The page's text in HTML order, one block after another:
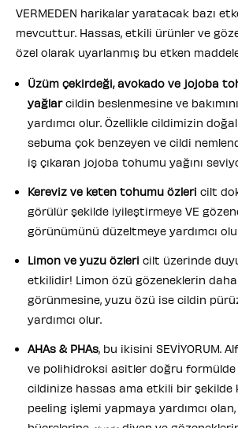
VERMEDEN harikalar yaratacak bazı
mevcuttur. Hassas, etkili ürünler ve
özel olarak uyarlanmış bu etken
Üzüm çekirdeği, avokado ve jojoba
yağlarcildin beslenmesine ve
yardımcı olur. Özellikle cildimizin
sebuma çok benzeyen ve cildi
iş çıkaran jojoba tohumu yağını
Kereviz ve keten tohumu özleri cilt
görülür şekilde iyileştirmeye VE
görünümünü düzeltmeye yardımcı
Limon ve yuzu özleri cilt üzerinde
etkilidir! Limon özü gözeneklerin
görünmesine, yuzu özü ise cildin
yardımcı olur.
AHAs & PHAs, bu ikisini SEVİYORUM.
ve polihidroksi asitler doğru
cildinize hassas ama etkili bir şekilde
peeling işlemi yapmaya yardımcı